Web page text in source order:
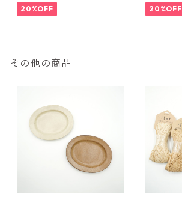
20%OFF 20%OFF
その他の商品